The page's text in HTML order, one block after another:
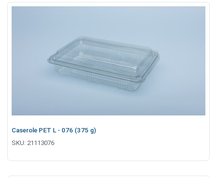
Caserole PET L - 076 (375 g)
SKU: 21113076